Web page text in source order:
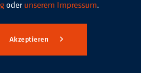
für kommunale
oder unserem Impressum.
Akzeptieren